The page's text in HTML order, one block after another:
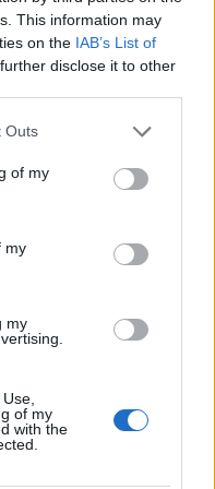
This information may
on the IAB’s List of
disclose it to other
Outs
of my
my
my
of my
with the